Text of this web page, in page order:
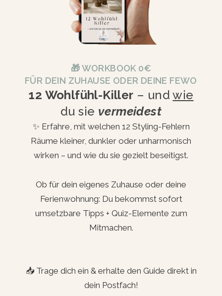
🎁 WORKBOOK 0€
FÜR DEIN ZUHAUSE ODER DEINE FEWO
12 Wohlfühl-Killer – undwie
du sie vermeidest
✨ Erfahre, mit welchen 12 Styling-Fehlern
Räume kleiner, dunkler oder unharmonisch
wirken – und wie du sie gezielt beseitigst.
Ob für dein eigenes Zuhause oder deine
Ferienwohnung: Du bekommst sofort
umsetzbare Tipps + Quiz-Elemente zum
Mitmachen.
📥 Trage dich ein & erhalte den Guide direkt in
dein Postfach!